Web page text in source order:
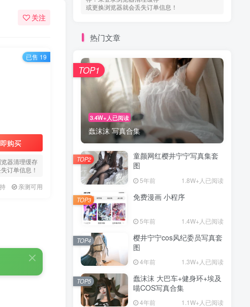
关注
购买
器清理缓存
订单信息！
亲测可用
已售 19
或更换浏览器就会丢失订单信息！
热门文章
3.4W+人已阅读
蠢沫沫 写真合集
TOP1
童颜网红樱井宁宁写真集套
图
5年前 1.8W+人已阅读
TOP2
免费漫画 小程序
5年前 1.4W+人已阅读
TOP3
樱井宁宁cos风纪委员写真套
图
4年前 1.3W+人已阅读
TOP4
蠢沫沫 大巴车+健身环+埃及
喵COS写真合集
4年前 1.1W+人已阅读
TOP5